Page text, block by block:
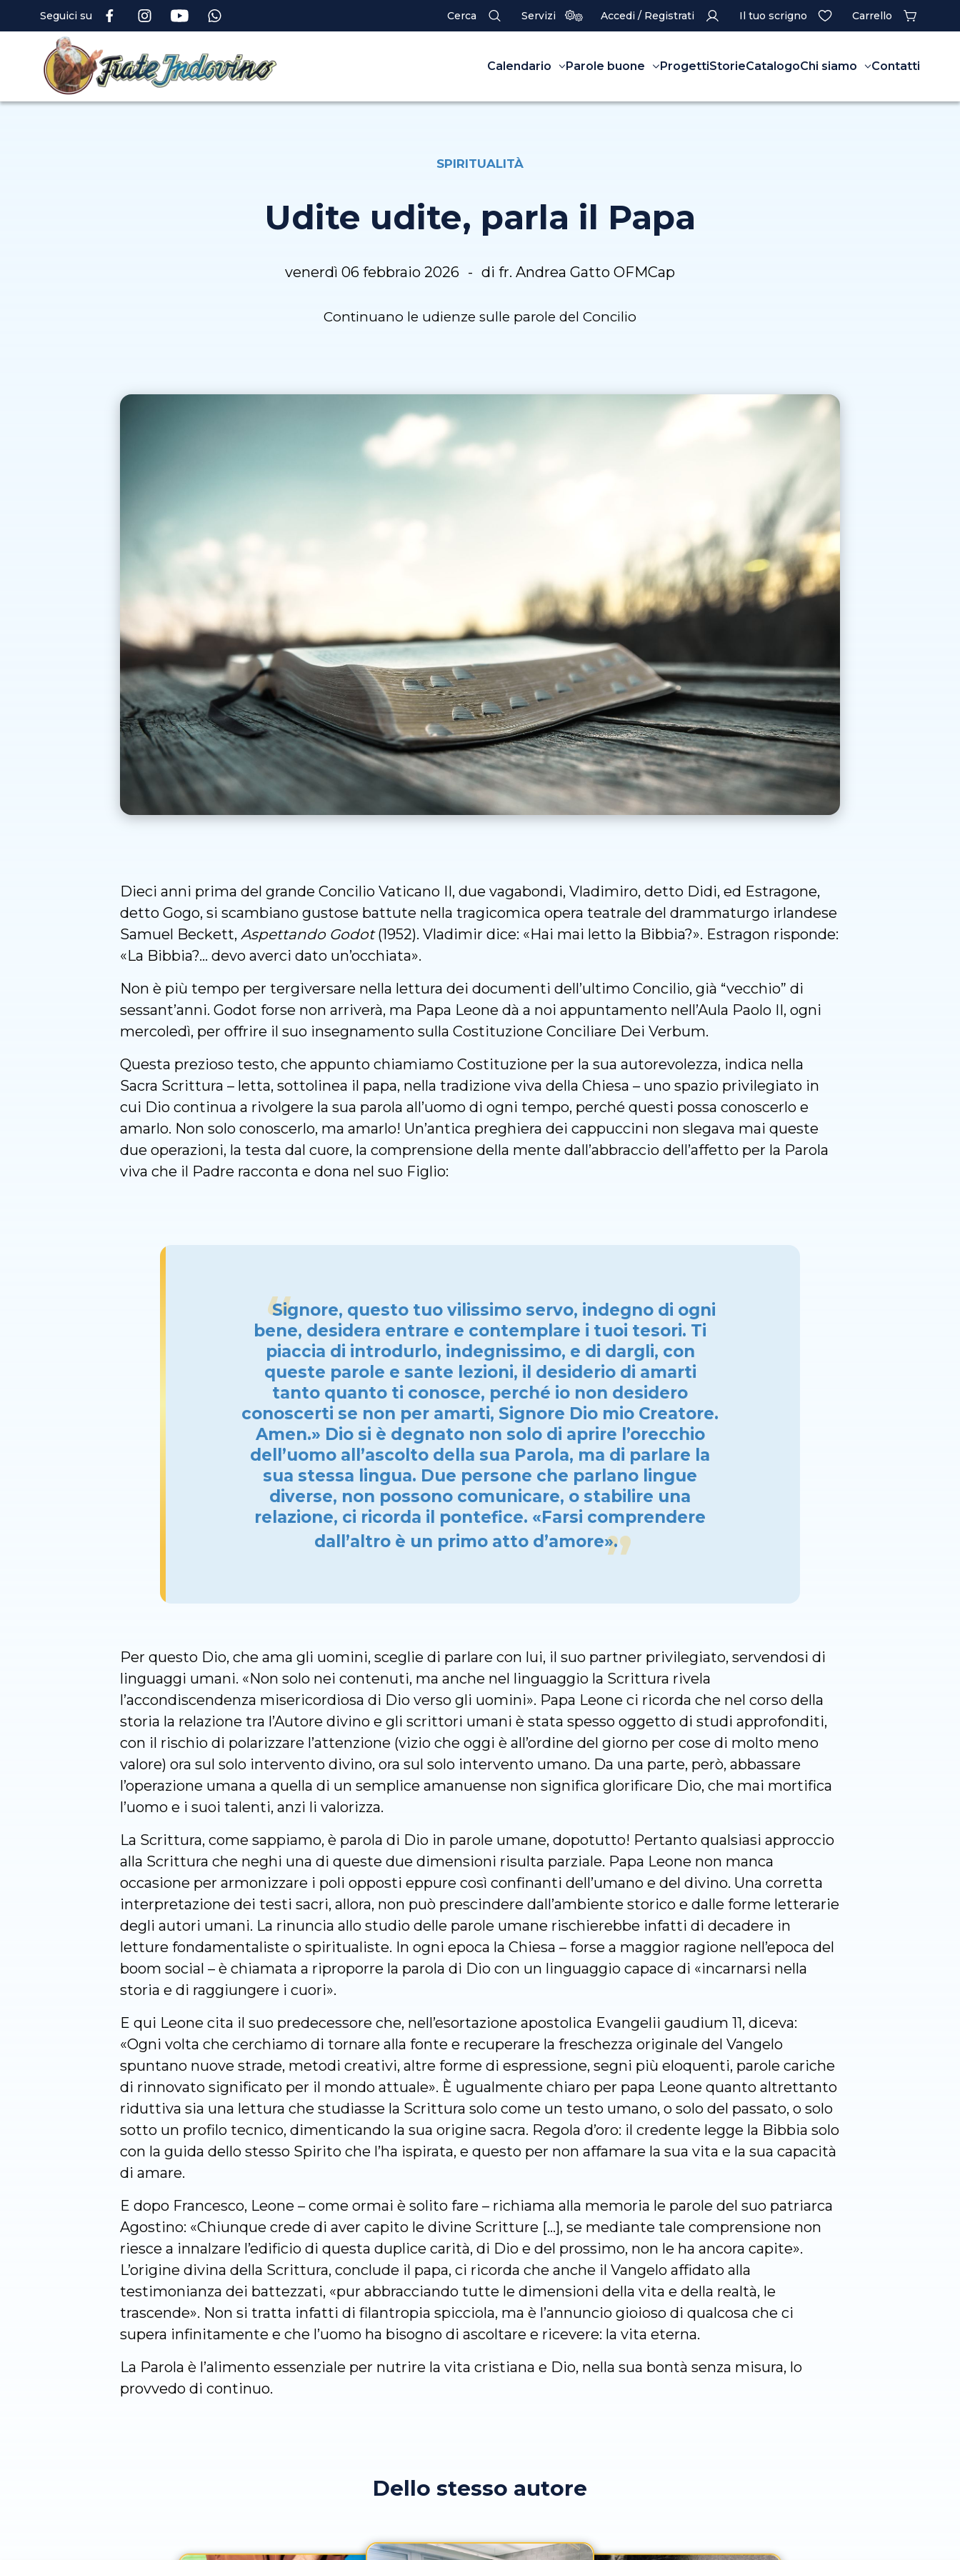
Seguici su Cerca Servizi Accedi / Registrati Il tuo scrigno Carrello
Calendario Parole buone ProgettiStorieCatalogoChi siamo Contatti
SPIRITUALITÀ
Udite udite, parla il Papa
venerdì 06 febbraio 2026 di fr. Andrea Gatto OFMCap
Continuano le udienze sulle parole del Concilio
Dieci anni prima del grande Concilio Vaticano II, due vagabondi, Vladimiro, detto Didi, ed Estragone,
detto Gogo, si scambiano gustose battute nella tragicomica opera teatrale del drammaturgo irlandese
Samuel Beckett, Aspettando Godot(1952). Vladimir dice: «Hai mai letto la Bibbia?». Estragon risponde:
«La Bibbia?... devo averci dato un’occhiata».
Non è più tempo per tergiversare nella lettura dei documenti dell’ultimo Concilio, già “vecchio” di
sessant’anni. Godot forse non arriverà, ma Papa Leone dà a noi appuntamento nell’Aula Paolo II, ogni
mercoledì, per offrire il suo insegnamento sulla Costituzione Conciliare Dei Verbum.
Questa prezioso testo, che appunto chiamiamo Costituzione per la sua autorevolezza, indica nella
Sacra Scrittura – letta, sottolinea il papa, nella tradizione viva della Chiesa – uno spazio privilegiato in
cui Dio continua a rivolgere la sua parola all’uomo di ogni tempo, perché questi possa conoscerlo e
amarlo. Non solo conoscerlo, ma amarlo! Un’antica preghiera dei cappuccini non slegava mai queste
due operazioni, la testa dal cuore, la comprensione della mente dall’abbraccio dell’affetto per la Parola
viva che il Padre racconta e dona nel suo Figlio:
Signore, questo tuo vilissimo servo, indegno di ogni
bene, desidera entrare e contemplare i tuoi tesori. Ti
piaccia di introdurlo, indegnissimo, e di dargli, con
queste parole e sante lezioni, il desiderio di amarti
tanto quanto ti conosce, perché io non desidero
conoscerti se non per amarti, Signore Dio mio Creatore.
Amen.» Dio si è degnato non solo di aprire l’orecchio
dell’uomo all’ascolto della sua Parola, ma di parlare la
sua stessa lingua. Due persone che parlano lingue
diverse, non possono comunicare, o stabilire una
relazione, ci ricorda il pontefice. «Farsi comprendere
dall’altro è un primo atto d’amore».
Per questo Dio, che ama gli uomini, sceglie di parlare con lui, il suo partner privilegiato, servendosi di
linguaggi umani. «Non solo nei contenuti, ma anche nel linguaggio la Scrittura rivela
l’accondiscendenza misericordiosa di Dio verso gli uomini». Papa Leone ci ricorda che nel corso della
storia la relazione tra l’Autore divino e gli scrittori umani è stata spesso oggetto di studi approfonditi,
con il rischio di polarizzare l’attenzione (vizio che oggi è all’ordine del giorno per cose di molto meno
valore) ora sul solo intervento divino, ora sul solo intervento umano. Da una parte, però, abbassare
l’operazione umana a quella di un semplice amanuense non significa glorificare Dio, che mai mortifica
l’uomo e i suoi talenti, anzi li valorizza.
La Scrittura, come sappiamo, è parola di Dio in parole umane, dopotutto! Pertanto qualsiasi approccio
alla Scrittura che neghi una di queste due dimensioni risulta parziale. Papa Leone non manca
occasione per armonizzare i poli opposti eppure così confinanti dell’umano e del divino. Una corretta
interpretazione dei testi sacri, allora, non può prescindere dall’ambiente storico e dalle forme letterarie
degli autori umani. La rinuncia allo studio delle parole umane rischierebbe infatti di decadere in
letture fondamentaliste o spiritualiste. In ogni epoca la Chiesa – forse a maggior ragione nell’epoca del
boom social – è chiamata a riproporre la parola di Dio con un linguaggio capace di «incarnarsi nella
storia e di raggiungere i cuori».
E qui Leone cita il suo predecessore che, nell’esortazione apostolica Evangelii gaudium 11, diceva:
«Ogni volta che cerchiamo di tornare alla fonte e recuperare la freschezza originale del Vangelo
spuntano nuove strade, metodi creativi, altre forme di espressione, segni più eloquenti, parole cariche
di rinnovato significato per il mondo attuale». È ugualmente chiaro per papa Leone quanto altrettanto
riduttiva sia una lettura che studiasse la Scrittura solo come un testo umano, o solo del passato, o solo
sotto un profilo tecnico, dimenticando la sua origine sacra. Regola d’oro: il credente legge la Bibbia solo
con la guida dello stesso Spirito che l’ha ispirata, e questo per non affamare la sua vita e la sua capacità
di amare.
E dopo Francesco, Leone – come ormai è solito fare – richiama alla memoria le parole del suo patriarca
Agostino: «Chiunque crede di aver capito le divine Scritture […], se mediante tale comprensione non
riesce a innalzare l’edificio di questa duplice carità, di Dio e del prossimo, non le ha ancora capite».
L’origine divina della Scrittura, conclude il papa, ci ricorda che anche il Vangelo affidato alla
testimonianza dei battezzati, «pur abbracciando tutte le dimensioni della vita e della realtà, le
trascende». Non si tratta infatti di filantropia spicciola, ma è l’annuncio gioioso di qualcosa che ci
supera infinitamente e che l’uomo ha bisogno di ascoltare e ricevere: la vita eterna.
La Parola è l’alimento essenziale per nutrire la vita cristiana e Dio, nella sua bontà senza misura, lo
provvedo di continuo.
Dello stesso autore